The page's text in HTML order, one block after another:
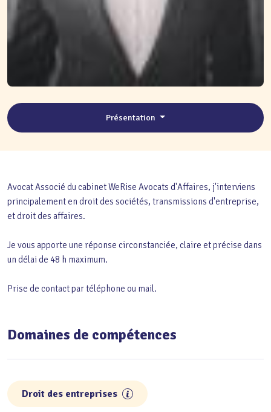
Présentation
Avocat Associé du cabinet WeRise Avocats d'Affaires, j'interviens
principalement en droit des sociétés, transmissions d'entreprise,
et droit des affaires.
Je vous apporte une réponse circonstanciée, claire et précise dans
un délai de 48 h maximum.
Prise de contact par téléphone ou mail.
Domaines de compétences
Droit des entreprises